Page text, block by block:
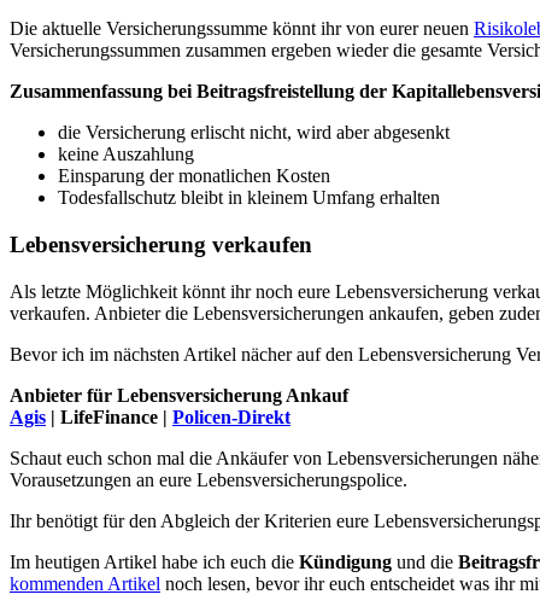
Die aktuelle Versicherungssumme könnt ihr von eurer neuen
Versicherungssummen zusammen ergeben wieder die gesamte
Zusammenfassung bei Beitragsfreistellung der
die Versicherung erlischt nicht, wird aber abgesenkt
keine Auszahlung
Einsparung der monatlichen Kosten
Todesfallschutz bleibt in kleinem Umfang erhalten
Lebensversicherung verkaufen
Als letzte Möglichkeit könnt ihr noch eure Lebensversicherung
verkaufen. Anbieter die Lebensversicherungen ankaufen, geben
Bevor ich im nächsten Artikel nächer auf den Lebensversicherung
Anbieter für Lebensversicherung Ankauf
Agis | LifeFinance | Policen-Direkt
Schaut euch schon mal die Ankäufer von Lebensversicherungen
Vorausetzungen an eure Lebensversicherungspolice.
Ihr benötigt für den Abgleich der Kriterien eure
Im heutigen Artikel habe ich euch die Kündigung und die
kommenden Artikel noch lesen, bevor ihr euch entscheidet was ihr